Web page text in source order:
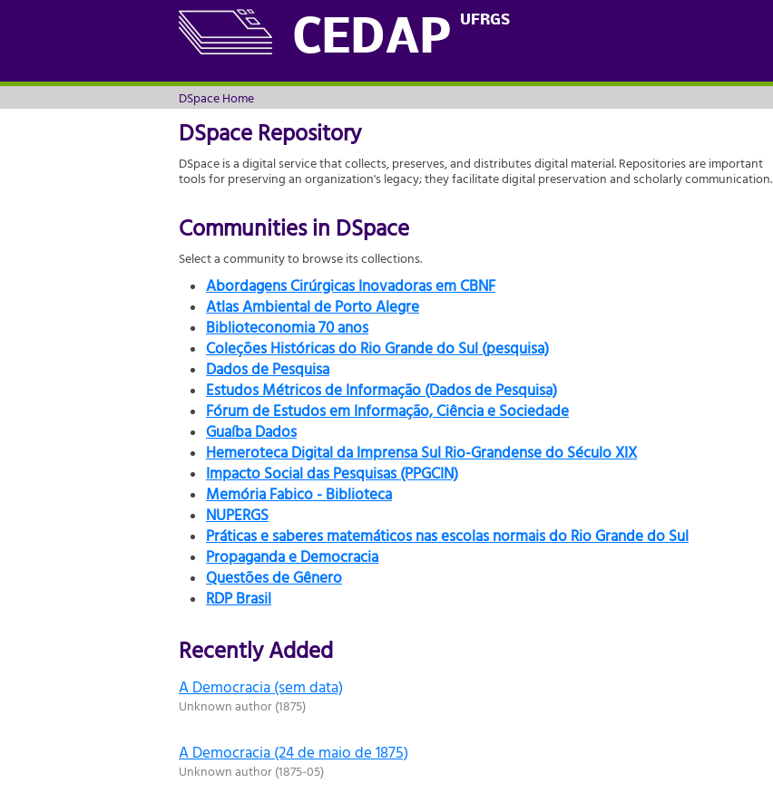
CEDAP UFRGS
DSpace Home
DSpace Home
DSpace Repository
DSpace is a digital service that collects, preserves, and distributes digital material. Repositories are important
tools for preserving an organization's legacy; they facilitate digital preservation and scholarly communication.
Communities in DSpace
Select a community to browse its collections.
Abordagens Cirúrgicas Inovadoras em CBNF
Atlas Ambiental de Porto Alegre
Biblioteconomia 70 anos
Coleções Históricas do Rio Grande do Sul (pesquisa)
Dados de Pesquisa
Estudos Métricos de Informação (Dados de Pesquisa)
Fórum de Estudos em Informação, Ciência e Sociedade
Guaíba Dados
Hemeroteca Digital da Imprensa Sul Rio-Grandense do Século XIX
Impacto Social das Pesquisas (PPGCIN)
Memória Fabico - Biblioteca
NUPERGS
Práticas e saberes matemáticos nas escolas normais do Rio Grande do Sul
Propaganda e Democracia
Questões de Gênero
RDP Brasil
Recently Added
A Democracia (sem data)
Unknown author(1875)
A Democracia (24 de maio de 1875)
Unknown author(1875-05)